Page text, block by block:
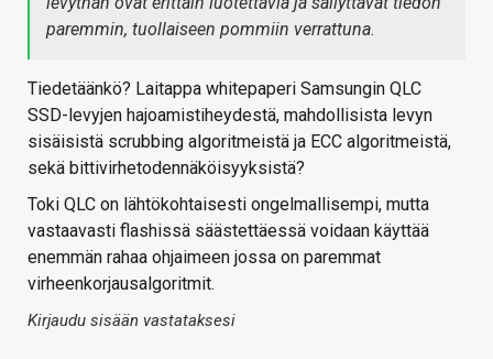
paremmin, tuollaiseen pommiin verrattuna.
Tiedetäänkö? Laitappa whitepaperi Samsungin QLC
SSD-levyjen hajoamistiheydestä, mahdollisista levyn
sisäisistä scrubbing algoritmeistä ja ECC algoritmeistä,
sekä bittivirhetodennäköisyyksistä?
Toki QLC on lähtökohtaisesti ongelmallisempi, mutta
vastaavasti flashissä säästettäessä voidaan käyttää
enemmän rahaa ohjaimeen jossa on paremmat
virheenkorjausalgoritmit.
Kirjaudu sisään vastataksesi